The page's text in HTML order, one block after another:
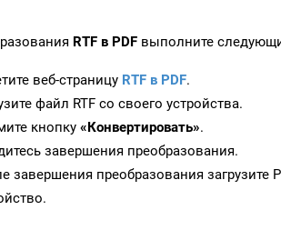
RTF в PDF выполните
веб-страницу RTF в PDF.
файл RTF со своего устройства.
кнопку «Конвертировать».
завершения преобразования.
завершения преобразования загрузите